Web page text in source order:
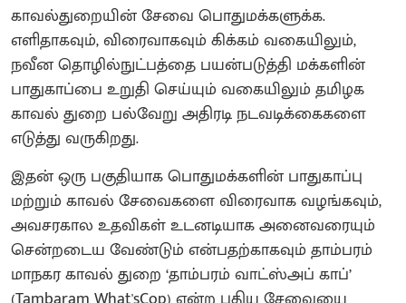
காவல்துறையின் சேவை பொதுமக்களுக்க.
எளிதாகவும், விரைவாகவும் கிக்கம் வகையிலும்,
நவீன தொழில்நுட்பத்தை பயன்படுத்தி மக்களின்
பாதுகாப்பை உறுதி செய்யும் வகையிலும் தமிழக
காவல் துறை பல்வேறு அதிரடி நடவடிக்கைகளை
எடுத்து வருகிறது.
இதன் ஒரு பகுதியாக பொதுமக்களின் பாதுகாப்பு
மற்றும் காவல் சேவைகளை விரைவாக வழங்கவும்,
அவசரகால உதவிகள் உடனடியாக அனைவரையும்
சென்றடைய வேண்டும் என்பதற்காகவும் தாம்பரம்
மாநகர காவல் துறை ‘தாம்பரம் வாட்ஸ்அப் காப்’